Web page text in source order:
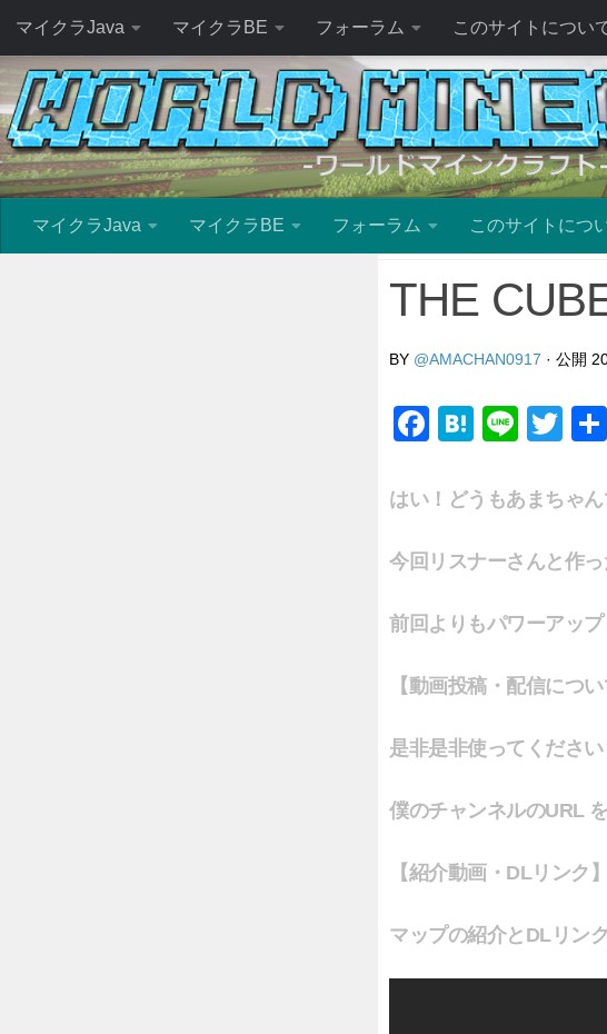
マイクラJava マイクラBE フォーラム このサイトについ
マイクラJava マイクラBE フォーラム このサイトにつ
THE
BY @AMACHAN0917 · 公開
Facebook
Hatena
Line
はい！どうもあまちゃん
今回 リスナーさんと作
前回よりもパワーアッ
【動画投稿・配信につい
是非是非使ってくださ
僕のチャンネルのURL
【紹介動画・DLリンク】
マップの紹介とDLリン